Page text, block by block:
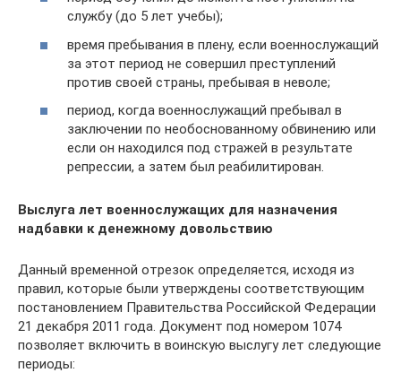
службу (до 5 лет учебы);
время пребывания в плену, если военнослужащий
за этот период не совершил преступлений
против своей страны, пребывая в неволе;
период, когда военнослужащий пребывал в
заключении по необоснованному обвинению или
если он находился под стражей в результате
репрессии, а затем был реабилитирован.
Выслуга лет военнослужащих для назначения
надбавки к денежному довольствию
Данный временной отрезок определяется, исходя из
правил, которые были утверждены соответствующим
постановлением Правительства Российской Федерации
21 декабря 2011 года. Документ под номером 1074
позволяет включить в воинскую выслугу лет следующие
периоды: